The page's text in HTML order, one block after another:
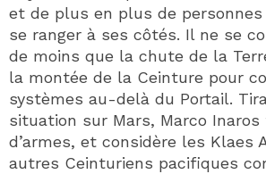
et de plus en plus de
se ranger à ses côtés. Il ne se
de moins que la chute de la
la montée de la Ceinture pour
systèmes au-delà du Portail.
situation sur Mars, Marco Inaros
d’armes, et considère les Klaes
autres Ceinturiens pacifiques